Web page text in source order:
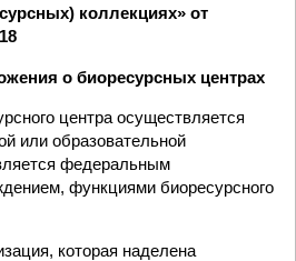
коллекциях» от
о биоресурсных центрах
центра осуществляется
или образовательной
федеральным
функциями биоресурсного
которая наделена